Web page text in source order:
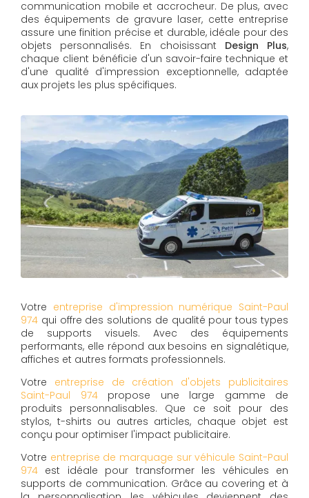
communication mobile et accrocheur. De plus, avec
des équipements de gravure laser, cette entreprise
assure une finition précise et durable, idéale pour des
objets personnalisés. En choisissant Design Plus,
chaque client bénéficie d'un savoir-faire technique et
d'une qualité d'impression exceptionnelle, adaptée
aux projets les plus spécifiques.
Votre entreprise d'impression numérique Saint-Paul
974 qui offre des solutions de qualité pour tous types
de supports visuels. Avec des équipements
performants, elle répond aux besoins en signalétique,
affiches et autres formats professionnels.
Votre entreprise de création d'objets publicitaires
Saint-Paul 974propose une large gamme de
produits personnalisables. Que ce soit pour des
stylos, t-shirts ou autres articles, chaque objet est
conçu pour optimiser l'impact publicitaire.
Votre entreprise de marquage sur véhicule Saint-Paul
974 est idéale pour transformer les véhicules en
supports de communication. Grâce au covering et à